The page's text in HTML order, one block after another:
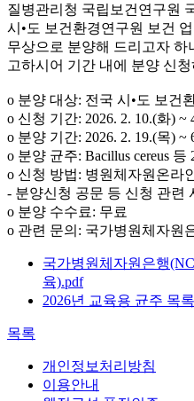
질병관리청 국립보건연구원
시•도 보건환경연구원 보건
무상으로 분양해 드리고자
고하시어 기간 내에 분양 신
o 분양 대상: 전국 시•도 보건
o 신청 기간: 2026. 2. 10.(화) ~
o 분양 기간: 2026. 2. 19.(목) ~
o 분양 균주: Bacillus cereus
o 신청 방법: 병원체자원온라
- 분양신청 공문 등 신청 관련
o 분양 수수료: 무료
o 관련 문의: 국가병원체자원
국가병원체자원은행
육).pdf
2026년 교육용 균주 목
목록
개인정보처리방침
이용안내